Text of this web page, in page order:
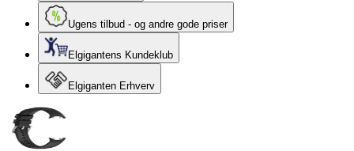
Ugens tilbud - og andre gode priser
Elgigantens Kundeklub
Elgiganten Erhverv